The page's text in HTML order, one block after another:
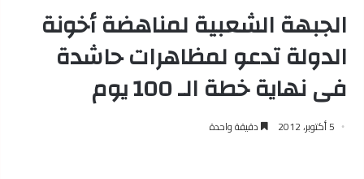
الجبهة الشعبية لمناهضة أخونة
الدولة تدعو لمظاهرات حاشدة
فى نهاية خطة الـ 100 يوم
5 أكتوبر، 2012 دقيقة واحدة